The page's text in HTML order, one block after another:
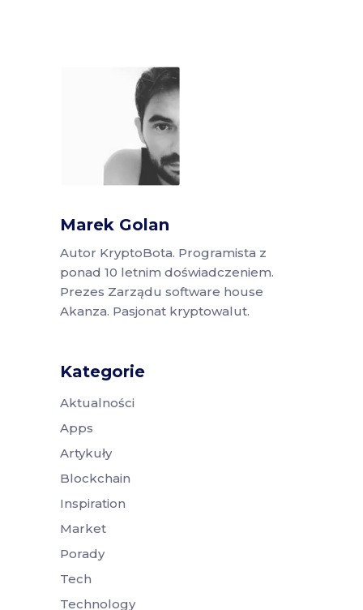
Marek Golan
Autor KryptoBota. Programista z
ponad 10 letnim doświadczeniem.
Prezes Zarządu software house
Akanza. Pasjonat kryptowalut.
Kategorie
Aktualności
Apps
Artykuły
Blockchain
Inspiration
Market
Porady
Tech
Technology